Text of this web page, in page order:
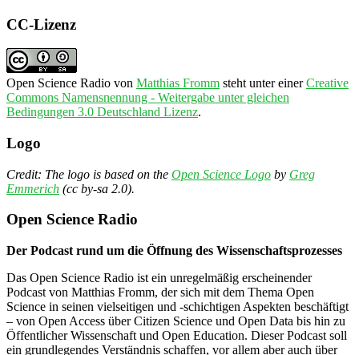
CC-Lizenz
Open Science Radio von Matthias Fromm steht unter einerCreative
Commons Namensnennung - Weitergabe unter gleichen
Bedingungen 3.0 Deutschland Lizenz.
Logo
Credit: The logo is based on the Open Science Logo by Greg
Emmerich (cc by-sa 2.0).
Open Science Radio
Der Podcast rund um die Öffnung des Wissenschaftsprozesses
Das Open Science Radio ist ein unregelmäßig erscheinender
Podcast von Matthias Fromm, der sich mit dem Thema Open
Science in seinen vielseitigen und -schichtigen Aspekten beschäftigt
– von Open Access über Citizen Science und Open Data bis hin zu
Öffentlicher Wissenschaft und Open Education. Dieser Podcast soll
ein grundlegendes Verständnis schaffen, vor allem aber auch über